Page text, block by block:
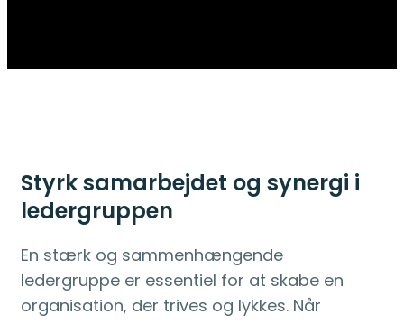
Styrk samarbejdet og synergi i
ledergruppen
En stærk og sammenhængende
ledergruppe er essentiel for at skabe en
organisation, der trives og lykkes. Når